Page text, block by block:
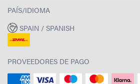
PAÍS/IDIOMA
SPAIN / SPANISH
PROVEEDORES DE PAGO